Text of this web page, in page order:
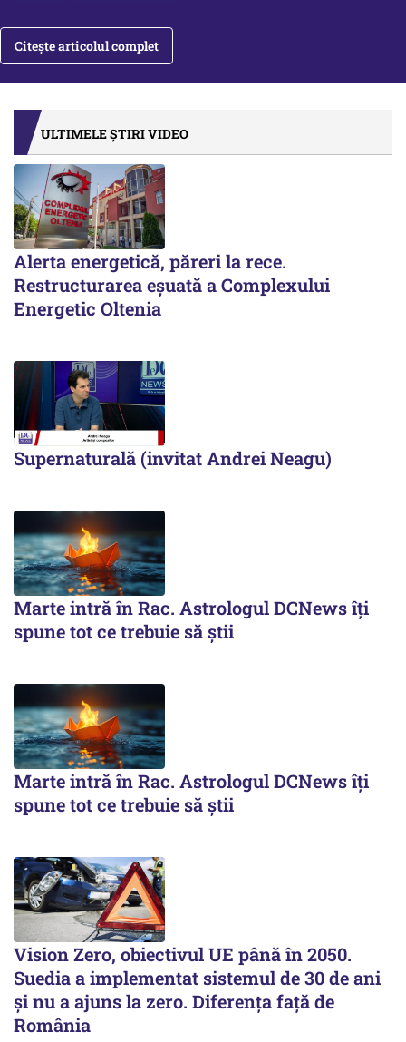
Citește articolul complet
ULTIMELE ȘTIRI VIDEO
Alerta energetică, păreri la rece.
Restructurarea eșuată a Complexului
Energetic Oltenia
Supernaturală (invitat Andrei Neagu)
Marte intră în Rac. Astrologul DCNews îți
spune tot ce trebuie să știi
Marte intră în Rac. Astrologul DCNews îți
spune tot ce trebuie să știi
Vision Zero, obiectivul UE până în 2050.
Suedia a implementat sistemul de 30 de ani
şi nu a ajuns la zero. Diferenţa faţă de
România